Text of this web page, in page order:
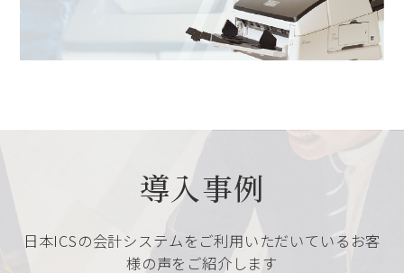
導入事例
日本ICSの会計システムをご利用いただいているお客
様の声をご紹介します